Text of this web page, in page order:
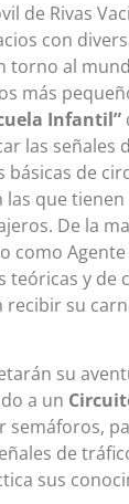
de Rivas
con
torno al
más
Infantil”
las señales
de
que
De la
como
teóricas y de
recibir su
su
a un
semáforos,
de
sus